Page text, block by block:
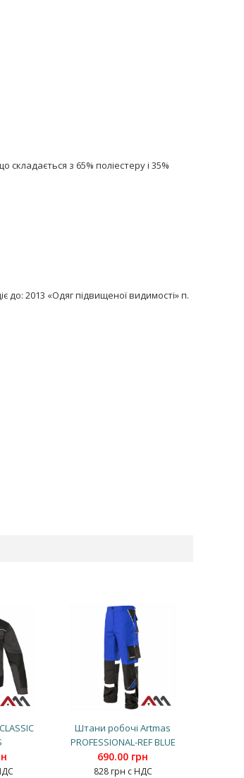
з 65% поліестеру і 35%
до: 2013 «Одяг підвищеної видимості» п.
Штани робочі Artmas
PROFESSIONAL-REF BLUE
690.00 грн
828 грн с НДС